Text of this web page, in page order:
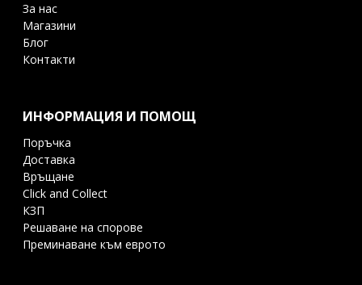
За нас
Магазини
Блог
Контакти
ИНФОРМАЦИЯ И ПОМОЩ
Поръчка
Доставка
Връщане
Click and Collect
КЗП
Решаване на спорове
Преминаване към еврото